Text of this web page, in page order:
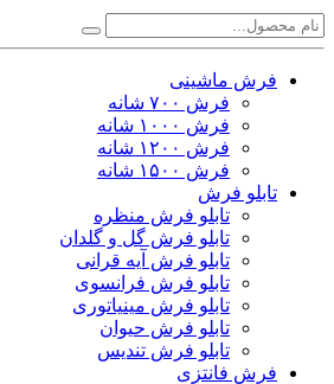
فرش ماشینی
فرش ۷۰۰ شانه
فرش ۱۰۰۰ شانه
فرش ۱۲۰۰ شانه
فرش ۱۵۰۰ شانه
تابلو فرش
تابلو فرش منظره
تابلو فرش گل و گلدان
تابلو فرش آیه قرانی
تابلو فرش فرانسوی
تابلو فرش مینیاتوری
تابلو فرش حیوان
تابلو فرش تندیس
فرش فانتزی